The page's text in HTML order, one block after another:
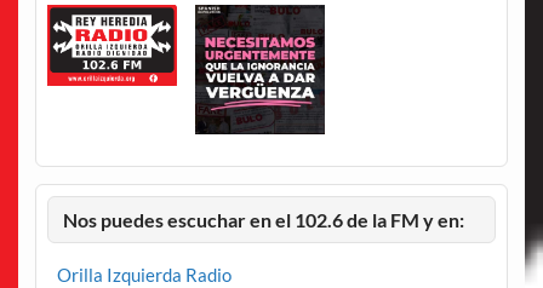
Nos puedes escuchar en el 102.6 de la FM y en:
Orilla Izquierda Radio